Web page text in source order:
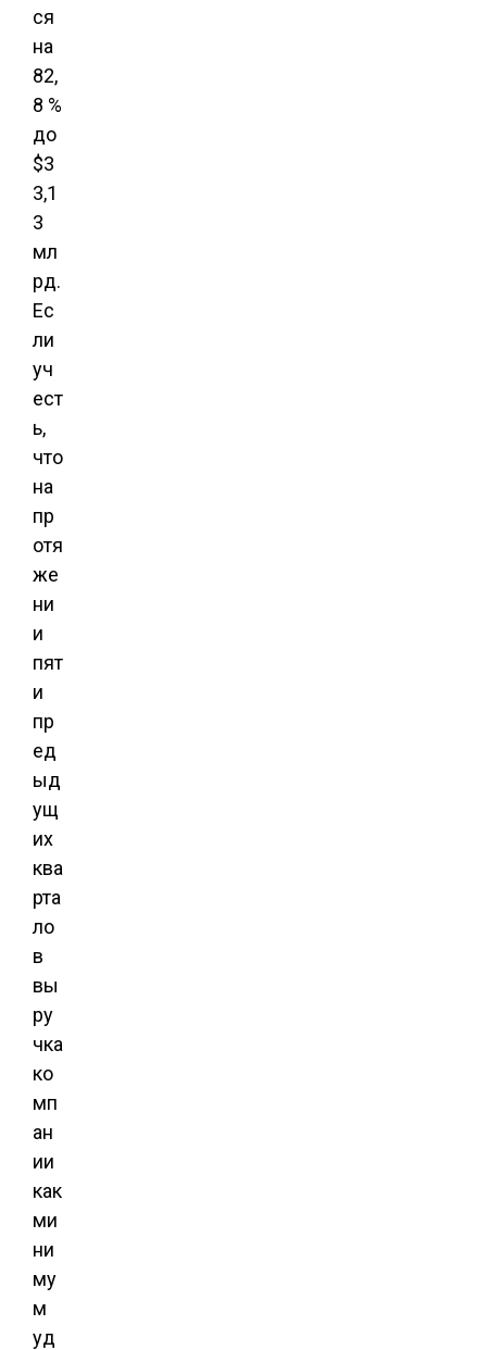
ся
на
82,
8 %
до
$3
3,1
3
мл
рд.
Ес
ли
уч
ест
ь,
что
на
пр
отя
же
ни
и
пят
и
пр
ед
ыд
ущ
их
ква
рта
ло
в
вы
ру
чка
ко
мп
ан
ии
как
ми
ни
му
м
уд